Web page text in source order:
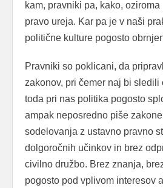
kam, pravniki pa, kako,
pravo ureja. Kar pa je v naši
politične kulture pogosto
Pravniki so poklicani, da
zakonov, pri čemer naj bi
toda pri nas politika pogosto
ampak neposredno piše
sodelovanja z ustavno pravno
dolgoročnih učinkov in brez
civilno družbo. Brez znanja,
pogosto pod vplivom interesov